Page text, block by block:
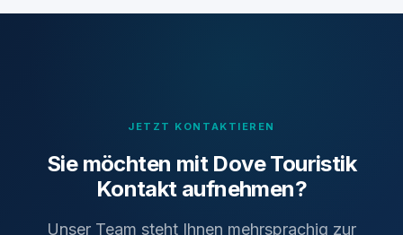
JETZT KONTAKTIEREN
Sie möchten mit Dove Touristik
Kontakt aufnehmen?
Unser Team steht Ihnen mehrsprachig zur